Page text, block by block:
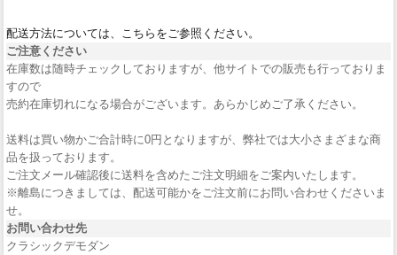
配送方法については、こちらをご参照ください。
ご注意ください
在庫数は随時チェックしておりますが、他サイトでの販売も行っておりま
すので
売約在庫切れになる場合がございます。あらかじめご了承ください。
送料は買い物かご合計時に0円となりますが、弊社では大小さまざまな商
品を扱っております。
ご注文メール確認後に送料を含めたご注文明細をご案内いたします。
※離島につきましては、配送可能かをご注文前にお問い合わせくださいま
せ。
お問い合わせ先
クラシックデモダン